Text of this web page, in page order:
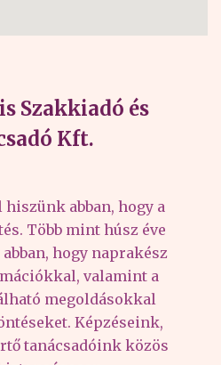
Szakkiadó és
Kft.
abban, hogy a
Több mint húsz éve
hogy naprakész
valamint a
megoldásokkal
Képzéseink,
tanácsadóink közös